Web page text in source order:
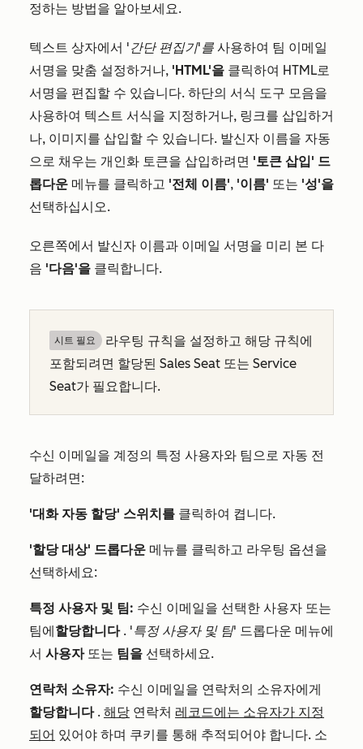
정하는 방법을 알아보세요.
텍스트 상자에서 '간단 편집기'를 사용하여 팀 이메일
서명을 맞춤 설정하거나, 'HTML'을 클릭하여 HTML로
서명을 편집할 수 있습니다. 하단의 서식 도구 모음을
사용하여 텍스트 서식을 지정하거나, 링크를 삽입하거
나, 이미지를 삽입할 수 있습니다. 발신자 이름을 자동
으로 채우는 개인화 토큰을 삽입하려면 '토큰 삽입' 드
롭다운 메뉴를 클릭하고 '전체 이름', '이름' 또는 '성'을
선택하십시오.
오른쪽에서 발신자 이름과 이메일 서명을 미리 본 다
음 '다음'을 클릭합니다.
시트 필요
라우팅 규칙을 설정하고 해당 규칙에
포함되려면 할당된 Sales Seat 또는 Service
Seat가 필요합니다.
수신 이메일을 계정의 특정 사용자와 팀으로 자동 전
달하려면:
'대화 자동 할당' 스위치를 클릭하여 켭니다.
'할당 대상' 드롭다운 메뉴를 클릭하고 라우팅 옵션을
선택하세요:
특정 사용자 및 팀: 수신 이메일을 선택한 사용자 또는
팀에할당합니다 . '특정 사용자 및 팀' 드롭다운 메뉴에
서 사용자또는 팀을 선택하세요.
연락처 소유자: 수신 이메일을 연락처의 소유자에게
할당합니다 . 해당 연락처 레코드에는 소유자가 지정
되어 있어야 하며 쿠키를 통해 추적되어야 합니다. 소